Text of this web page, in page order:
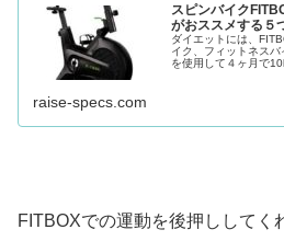
スピンバイク
がおススメする５
ダイエットには、
イク、フィットネス
を使用して４ヶ月で
raise-specs.com
FITBOXでの運動を後押ししてく